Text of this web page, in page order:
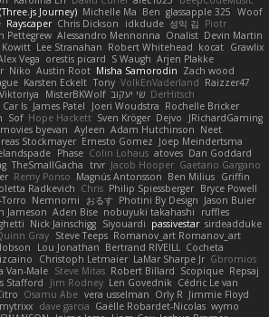
Journey) Michelle Ma Ben glassapple 325 Woof
Rayscaper Chris Dickson idkdude 성익 김 Piotr
Pettegrew Alessandro Mennonna Onalist Devin Martin
Lee Stranahan Robert Whitehead kocat Grawlix
Vega orestis picard S Waugh Arjen Plakke
Niko Austin Root Misha Samorodin Zach wood
Karsten Eckelt Tony VolkEnVaderland Raizzer47
Viktoriya MisterBKWolf שי יעקוב DerHitsch
Is James Patel Joeri Woudstra Rochelle Bricker
Sof Hope Hackett Sven Kröger Dejvo
JRichardGaming
movies byevan Ayleen Adam Hutchinson Neet
Stockmayer Ernesto Gomez Joep Meindertsma
Phase Colin Lohaus atoves Dan Goddard
TheSmallGacha trvr Jacob Hooper Gaetano Gargano
Remy Ponso Magnús Antonsson Ben Milius Griffin
Radkevich Chris Philip Spiessberger Bryce Powell
Torro Nemnomi おるす Photini By Design Jason Buier
Jameson Aden Bise nobuyuki takahashi
ruffles
Nick Jainschigg Siyouardi passivestar sirdeadduke
Gray Steve Teeps Romanov_art Romanov_art
Lou Jonathan Bertrand RIVEILL Cocheta
Christoph Letmaier LaMar Sharpe Jr Gbromios
Van-Male Steve Mitas Robert Billard Scopique Repsaj
Stafford Jim Rodney Len Govednik Cédric Le van
Osamu Abe vera usselman Orly R Jimmie Floyd
mytrixx dave garcia Gaëlle Robardet-Nicolas wymo